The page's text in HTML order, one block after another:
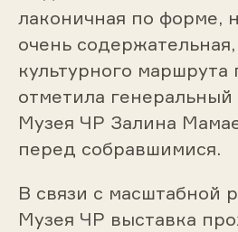
лаконичная по форме,
очень
культурного маршрута
отметила
Музея ЧР Залина
перед собравшимися.
В связи с масштабной
Музея ЧР выставка